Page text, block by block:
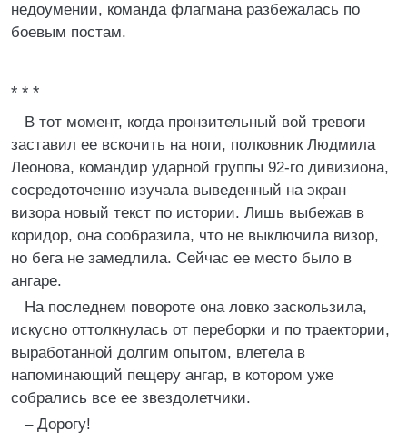
недоумении, команда флагмана разбежалась по
боевым постам.
* * *
В тот момент, когда пронзительный вой тревоги
заставил ее вскочить на ноги, полковник Людмила
Леонова, командир ударной группы 92-го дивизиона,
сосредоточенно изучала выведенный на экран
визора новый текст по истории. Лишь выбежав в
коридор, она сообразила, что не выключила визор,
но бега не замедлила. Сейчас ее место было в
ангаре.
На последнем повороте она ловко заскользила,
искусно оттолкнулась от переборки и по траектории,
выработанной долгим опытом, влетела в
напоминающий пещеру ангар, в котором уже
собрались все ее звездолетчики.
– Дорогу!